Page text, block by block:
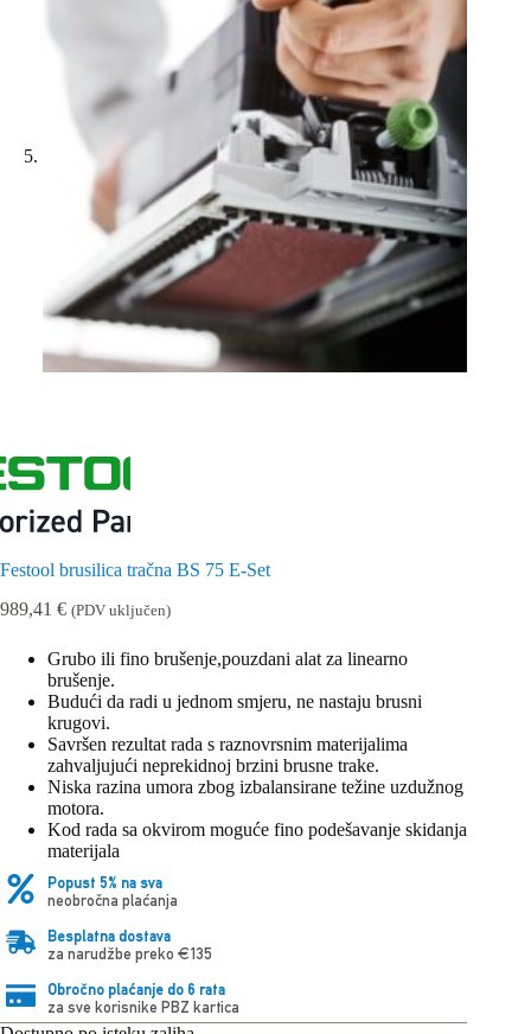
Festool brusilica tračna BS 75 E-Set
989,41 € (PDV uključen)
Grubo ili fino brušenje,pouzdani alat za linearno
brušenje.
Budući da radi u jednom smjeru, ne nastaju brusni
krugovi.
Savršen rezultat rada s raznovrsnim materijalima
zahvaljujući neprekidnoj brzini brusne trake.
Niska razina umora zbog izbalansirane težine uzdužnog
motora.
Kod rada sa okvirom moguće fino podešavanje skidanja
materijala
Popust 5% na sva
neobročna plaćanja
Besplatna dostava
za narudžbe preko €135
Obročno plaćanje do 6 rata
za sve korisnike PBZ kartica